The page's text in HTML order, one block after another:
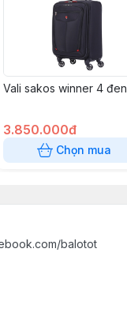
Vali sakos winner 4 đen
3.850.000đ
Chọn mua
balotot